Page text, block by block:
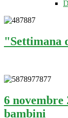
"Settimana
6 novembre
bambini